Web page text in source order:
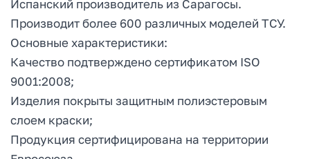
Испанский производитель из Сарагосы.
Производит более 600 различных моделей ТСУ.
Основные характеристики:
Качество подтверждено сертификатом ISO
9001:2008;
Изделия покрыты защитным полиэстеровым
слоем краски;
Продукция сертифицирована на территории